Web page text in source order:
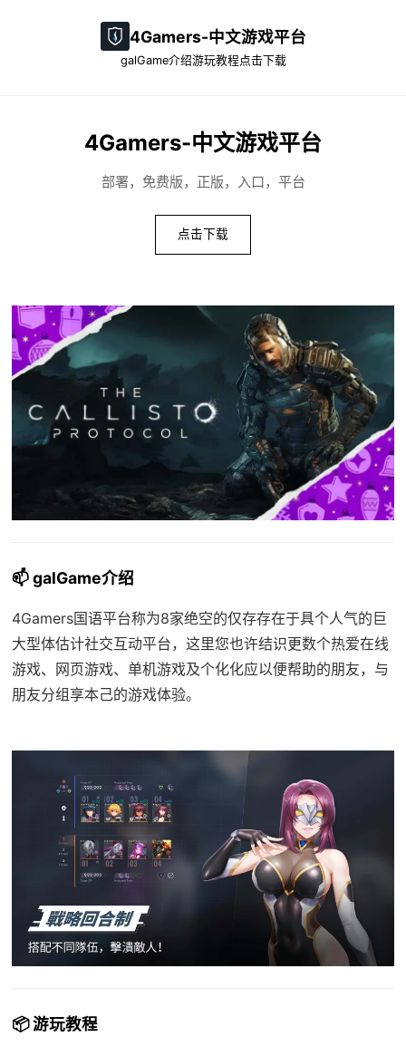
4Gamers-中文游戏平台
galGame介绍游玩教程点击下载
4Gamers-中文游戏平台
部署，免费版，正版，入口，平台
点击下载
📫 galGame介绍
4Gamers国语平台称为8家绝空的仅存存在于具个人气的巨
大型体估计社交互动平台，这里您也许结识更数个热爱在线
游戏、网页游戏、单机游戏及个化化应以便帮助的朋友，与
朋友分组享本己的游戏体验。
📦 游玩教程